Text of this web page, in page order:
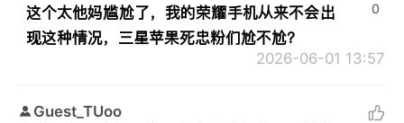
这个太他妈尴尬了，我的荣耀手机从来不会出
现这种情况，三星苹果死忠粉们尬不尬？
2026-06-01 13:57
0
Guest_TUoo